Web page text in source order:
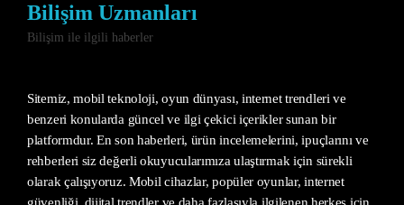
Bilişim Uzmanları
Bilişim ile ilgili haberler
Sitemiz, mobil teknoloji, oyun dünyası, internet trendleri ve
benzeri konularda güncel ve ilgi çekici içerikler sunan bir
platformdur. En son haberleri, ürün incelemelerini, ipuçlarını ve
rehberleri siz değerli okuyucularımıza ulaştırmak için sürekli
olarak çalışıyoruz. Mobil cihazlar, popüler oyunlar, internet